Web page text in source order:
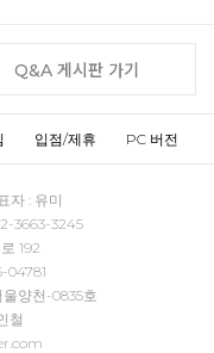
Q&A 게시판 가기
입점/제휴 PC 버전
자 : 유미
3663-3245
192
04781
울양천-0835호
철